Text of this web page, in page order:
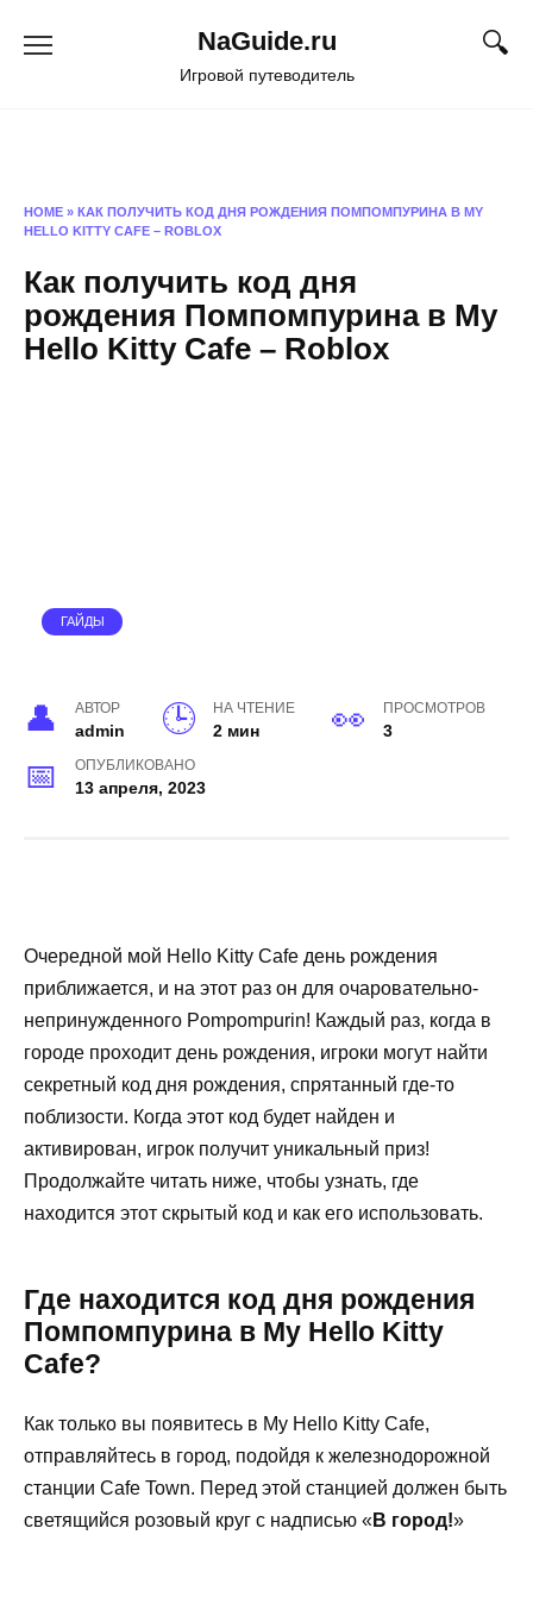
NaGuide.ru
Игровой путеводитель
HOME » КАК ПОЛУЧИТЬ КОД ДНЯ РОЖДЕНИЯ ПОМПОМПУРИНА В MY
HELLO KITTY CAFE – ROBLOX
Как получить код дня
рождения Помпомпурина в My
Hello Kitty Cafe – Roblox
ГАЙДЫ
АВТОР
admin
НА ЧТЕНИЕ
2 мин
ПРОСМОТРОВ
3
ОПУБЛИКОВАНО
13 апреля, 2023
Очередной мой Hello Kitty Cafe день рождения
приближается, и на этот раз он для очаровательно-
непринужденного Pompompurin! Каждый раз, когда в
городе проходит день рождения, игроки могут найти
секретный код дня рождения, спрятанный где-то
поблизости. Когда этот код будет найден и
активирован, игрок получит уникальный приз!
Продолжайте читать ниже, чтобы узнать, где
находится этот скрытый код и как его использовать.
Где находится код дня рождения
Помпомпурина в My Hello Kitty
Cafe?
Как только вы появитесь в My Hello Kitty Cafe,
отправляйтесь в город, подойдя к железнодорожной
станции Cafe Town. Перед этой станцией должен быть
светящийся розовый круг с надписью «В город!»